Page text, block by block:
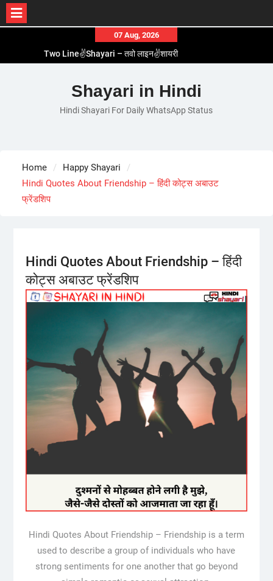
content
07 Aug, 2026
Two Line✌️Shayari – तवो लाइन✌️शायरी
Romantic Love😽Status – रोमांटिक लव😽स्टेटस
Love🥳Poetry In Hindi – लव🥳पोएट्री इन हिंदी
1 Line☝️Shayari In Hindi – १ लाइन☝️शायरी इन हिंदी
Shayari in Hindi
Hindi Shayari For Daily WhatsApp Status
Home
Happy Shayari
Hindi Quotes About Friendship – हिंदी कोट्स अबाउट
फ्रेंडशिप
Hindi Quotes About Friendship – हिंदी
कोट्स अबाउट फ्रेंडशिप
Hindi Quotes About Friendship – Friendship is a term
used to describe a group of individuals who have
strong sentiments for one another that go beyond